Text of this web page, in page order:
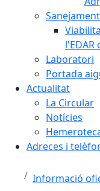
l'EDAR
Laboratori
Portada
Actualitat
La Circular
Notícies
Adreces i
Informació